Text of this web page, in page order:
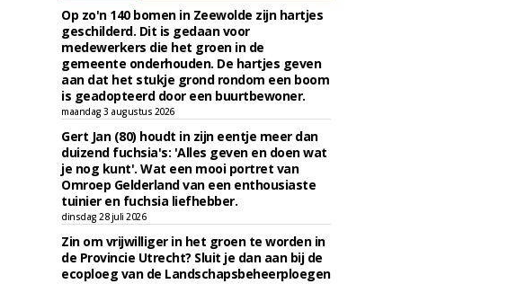
Op zo'n 140 bomen in Zeewolde zijn hartjes
geschilderd. Dit is gedaan voor
medewerkers die het groen in de
gemeente onderhouden. De hartjes geven
aan dat het stukje grond rondom een boom
is geadopteerd door een buurtbewoner.
maandag 3 augustus 2026
Gert Jan (80) houdt in zijn eentje meer dan
duizend fuchsia's: 'Alles geven en doen wat
je nog kunt'. Wat een mooi portret van
Omroep Gelderland van een enthousiaste
tuinier en fuchsia liefhebber.
dinsdag 28 juli 2026
Zin om vrijwilliger in het groen te worden in
de Provincie Utrecht? Sluit je dan aan bij de
ecoploeg van de Landschapsbeheerploegen